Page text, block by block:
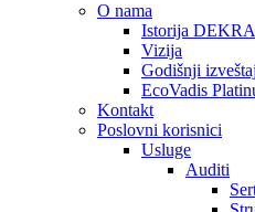
O nama
Istorija DEKRA
Vizija
Godišnji izveštaj
EcoVadis
Kontakt
Poslovni korisnici
Usluge
Auditi